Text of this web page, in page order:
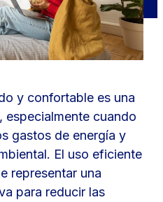
y confortable es una
especialmente cuando
gastos de energía y
El uso eficiente
representar una
para reducir las